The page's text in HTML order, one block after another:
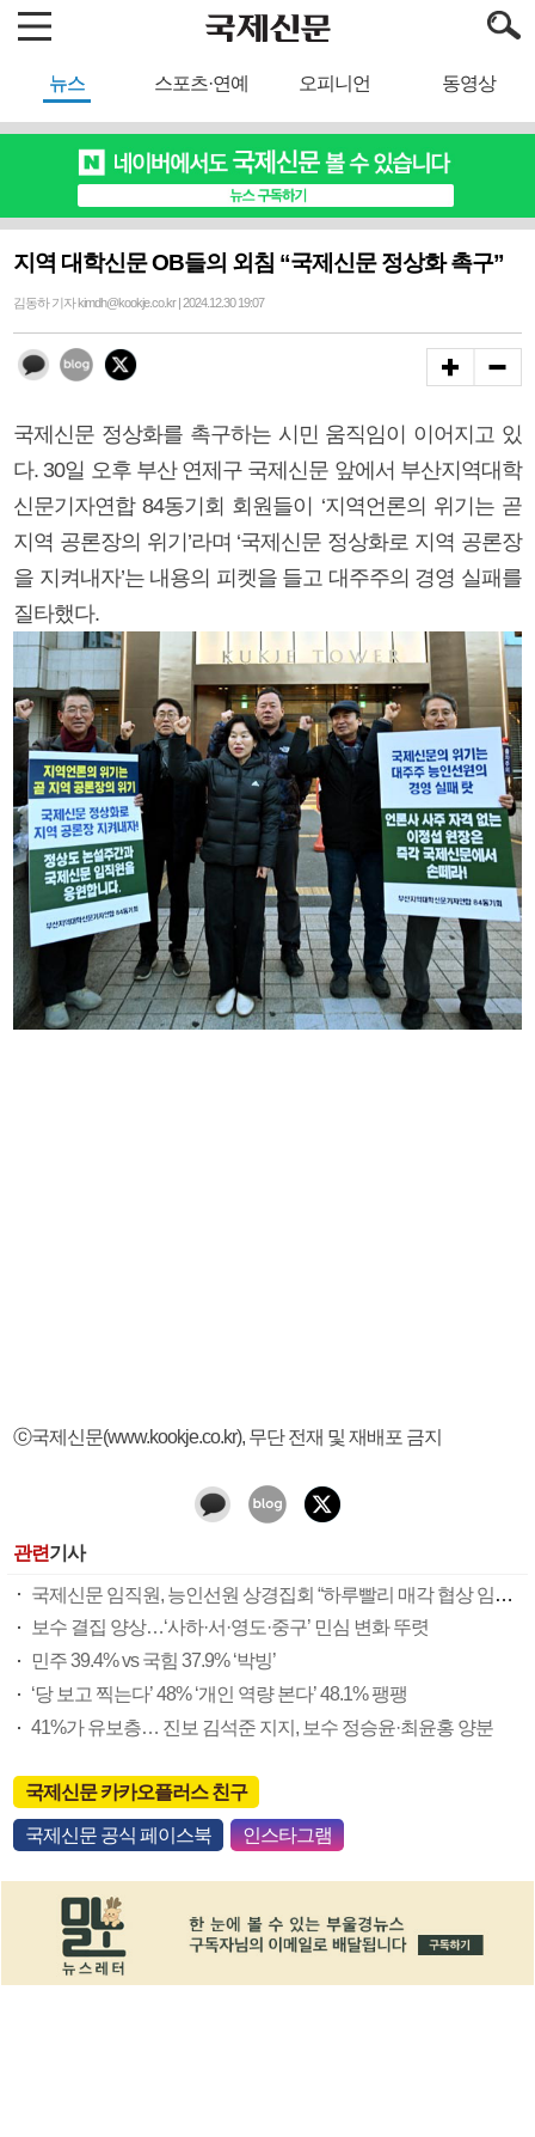
뉴스 스포츠·연예 오피니언 동영상
지역 대학신문 OB들의 외침 “국제신문 정상화 촉구”
김동하 기자 kimdh@kookje.co.kr | 2024.12.30 19:07
국제신문 정상화를 촉구하는 시민 움직임이 이어지고 있
다. 30일 오후 부산 연제구 국제신문 앞에서 부산지역대학
신문기자연합 84동기회 회원들이 ‘지역언론의 위기는 곧
지역 공론장의 위기’라며 ‘국제신문 정상화로 지역 공론장
을 지켜내자’는 내용의 피켓을 들고 대주주의 경영 실패를
질타했다.
ⓒ국제신문(www.kookje.co.kr), 무단 전재 및 재배포 금지
관련기사
국제신문 임직원, 능인선원 상경집회 “하루빨리 매각 협상 임하라”
보수 결집 양상…‘사하·서·영도·중구’ 민심 변화 뚜렷
민주 39.4% vs 국힘 37.9% ‘박빙’
‘당 보고 찍는다’ 48% ‘개인 역량 본다’ 48.1% 팽팽
41%가 유보층… 진보 김석준 지지, 보수 정승윤·최윤홍 양분
국제신문 카카오플러스 친구
국제신문 공식 페이스북 인스타그램